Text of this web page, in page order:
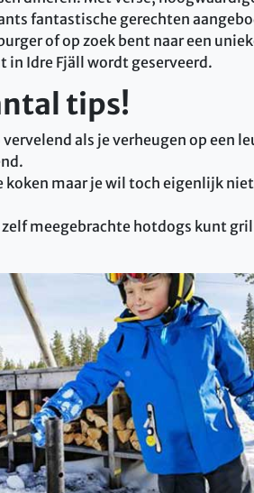
fantastische gerechten
of op zoek bent naar een
in Idre Fjäll wordt geserveerd.
tips!
als je verheugen op een
koken maar je wil toch eigenlijk
meegebrachte hotdogs kunt